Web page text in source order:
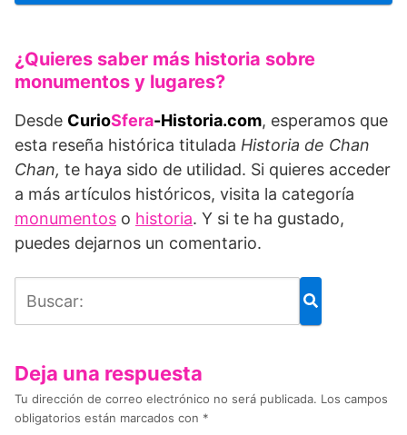
¿Quieres saber más historia sobre
monumentos y lugares?
Desde CurioSfera-Historia.com, esperamos que
esta reseña histórica titulada Historia de Chan
Chan, te haya sido de utilidad. Si quieres acceder
a más artículos históricos, visita la categoría
monumentos o historia. Y si te ha gustado,
puedes dejarnos un comentario.
Deja una respuesta
Tu dirección de correo electrónico no será publicada. Los campos
obligatorios están marcados con *